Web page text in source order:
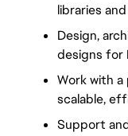
libraries
Design,
designs for
Work with
scalable,
Support